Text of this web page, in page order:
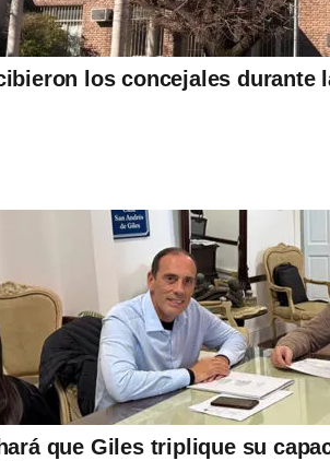
los concejales durante
que Giles triplique su